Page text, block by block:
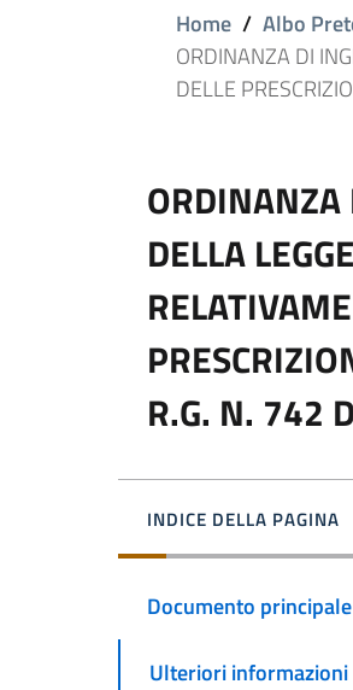
Home / Albo
ORDINANZA DI
DELLE
DELLA
R.G. N. 742
INDICE DELLA PAGINA
Documento principale
Ulteriori informazioni